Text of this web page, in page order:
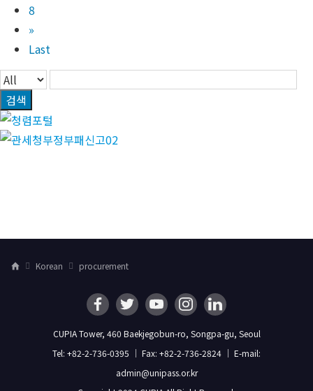
8
»
Last
검색
H
Korean procurement
CUPIA Tower, 460 Baekjegobun-ro, Songpa-gu, Seoul
Tel: +82-2-736-0395 ｜ Fax: +82-2-736-2824 ｜ E-mail:
admin@unipass.or.kr